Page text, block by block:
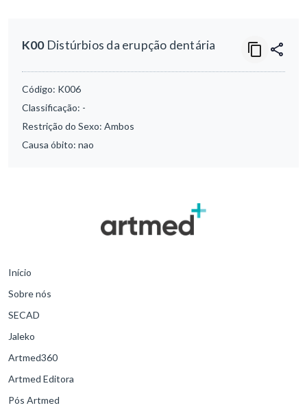
K00Distúrbios da erupção dentária
Código: K006
Classificação: -
Restrição do Sexo: Ambos
Causa óbito: nao
Início
Sobre nós
SECAD
Jaleko
Artmed360
Artmed Editora
Pós Artmed